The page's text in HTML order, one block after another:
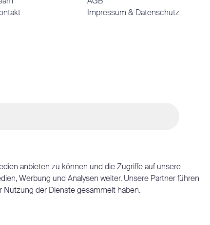
Impressum & Datenschutz
anbieten zu können und die Zugriffe auf unsere
Werbung und Analysen weiter. Unsere Partner führen
Nutzung der Dienste gesammelt haben.